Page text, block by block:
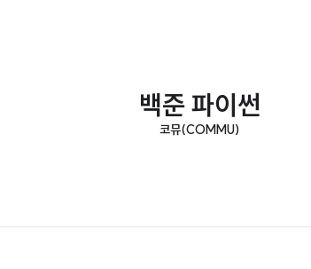
백준 파이썬
코뮤(COMMU)